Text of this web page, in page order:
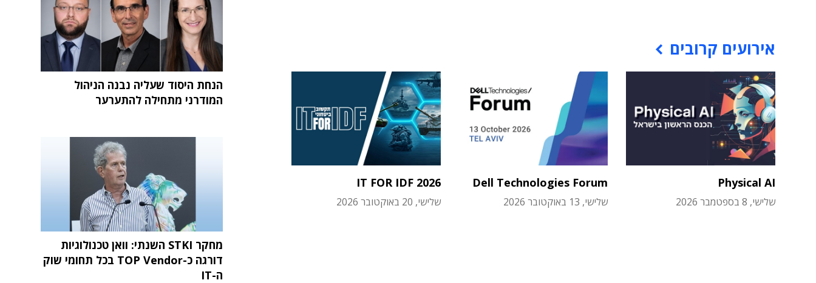
אירועים קרובים
Physical AI
שלישי, 8 בספטמבר 2026
Dell Technologies Forum
שלישי, 13 באוקטובר 2026
IT FOR IDF 2026
שלישי, 20 באוקטובר 2026
הנחת היסוד שעליה נבנה הניהול
המודרני מתחילה להתערער
מחקר STKI השנתי: וואן טכנולוגיות
דורגה כ-TOP Vendor בכל תחומי שוק
ה-IT